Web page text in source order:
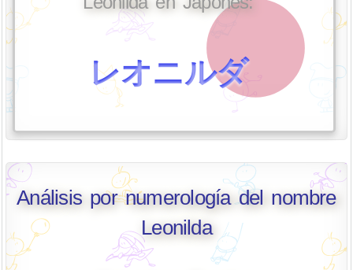
レオニルダ
Análisis por numerología del nombre
Leonilda